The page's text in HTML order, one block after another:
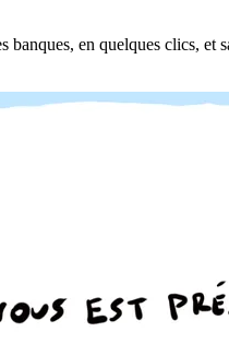
en quelques clics,